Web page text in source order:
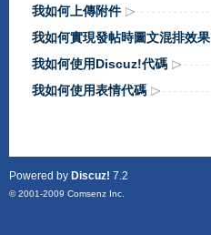
我如何上傳附件
我如何實現發帖時圖文混排效果
我如何使用Discuz!代碼
我如何使用表情代碼
Powered by Discuz! 7.2
© 2001-2009 Comsenz Inc.